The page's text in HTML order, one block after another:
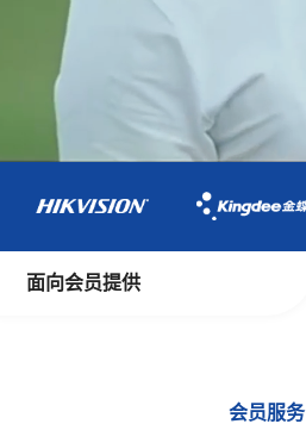
面向会员提供
会员服务